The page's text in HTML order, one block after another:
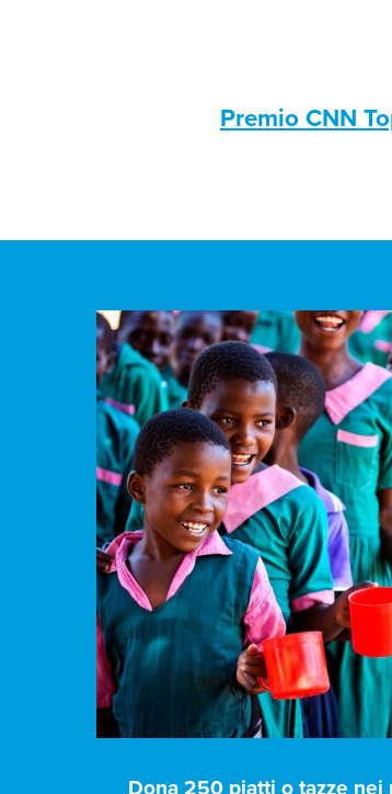
Premio CNN
Dona 250 piatti o tazze nei